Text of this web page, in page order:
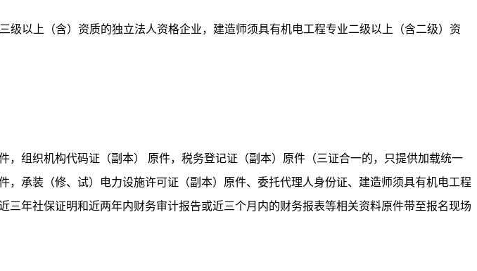
级以上（含）资质的独立法人资格企业，建造师须具有机电工程专业二级以上（含二级）资
，组织机构代码证（副本）
原件，税务登记证（副本）原件（三证合一的，只提供加载统一
承装（修、试）电力设施许可证（副本）原件、委托代理人身份证、建造师须具有机电工程
年社保证明和近两年内财务审计报告或近三个月内的财务报表等相关资料原件带至报名现场